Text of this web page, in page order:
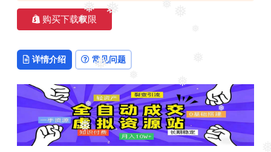
❅
❅
❅
❅
❅
❅
❅
❅
购买下载权限
详情介绍 常见问题